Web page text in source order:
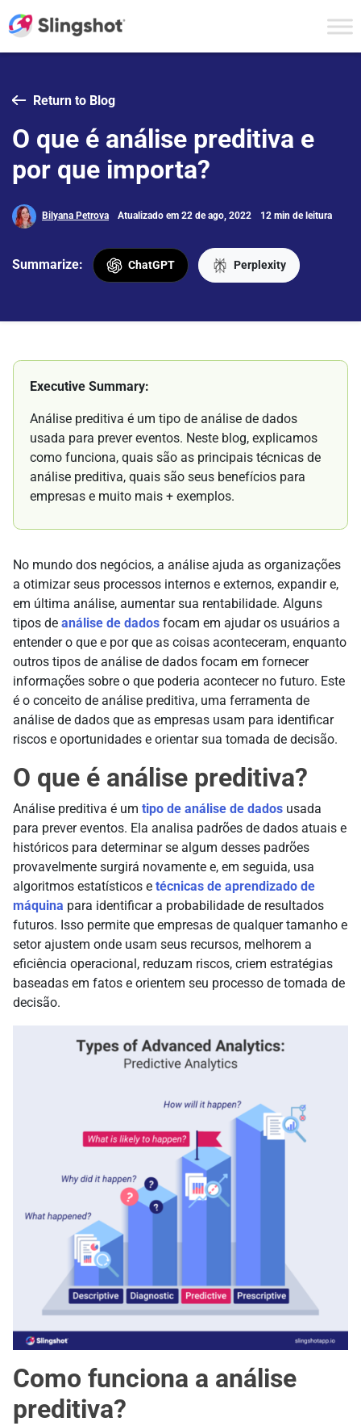
Return to Blog
O que é análise preditiva e
por que importa?
Bilyana Petrova Atualizado em 22 de ago, 2022 12 min de leitura
Summarize: ChatGPT Perplexity
Executive Summary:
Análise preditiva é um tipo de análise de dados
usada para prever eventos. Neste blog, explicamos
como funciona, quais são as principais técnicas de
análise preditiva, quais são seus benefícios para
empresas e muito mais + exemplos.
No mundo dos negócios, a análise ajuda as organizações
a otimizar seus processos internos e externos, expandir e,
em última análise, aumentar sua rentabilidade. Alguns
tipos de análise de dados focam em ajudar os usuários a
entender o que e por que as coisas aconteceram, enquanto
outros tipos de análise de dados focam em fornecer
informações sobre o que poderia acontecer no futuro. Este
é o conceito de análise preditiva, uma ferramenta de
análise de dados que as empresas usam para identificar
riscos e oportunidades e orientar sua tomada de decisão.
O que é análise preditiva?
Análise preditiva é um tipo de análise de dados usada
para prever eventos. Ela analisa padrões de dados atuais e
históricos para determinar se algum desses padrões
provavelmente surgirá novamente e, em seguida, usa
algoritmos estatísticos e técnicas de aprendizado de
máquina para identificar a probabilidade de resultados
futuros. Isso permite que empresas de qualquer tamanho e
setor ajustem onde usam seus recursos, melhorem a
eficiência operacional, reduzam riscos, criem estratégias
baseadas em fatos e orientem seu processo de tomada de
decisão.
Como funciona a análise
preditiva?